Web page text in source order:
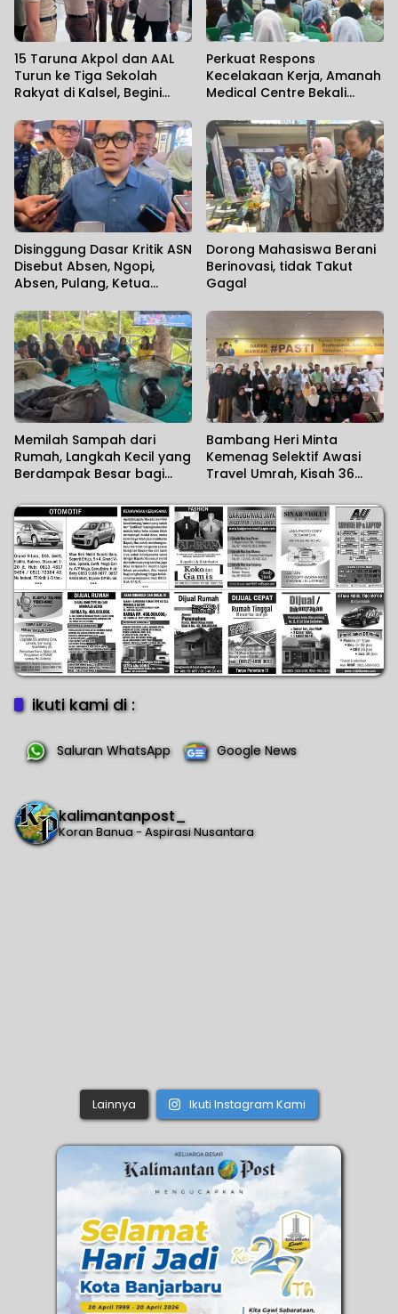
15 Taruna Akpol dan AAL
Turun ke Tiga Sekolah
Rakyat di Kalsel, Begini
Perkuat Respons
Kecelakaan Kerja, Amanah
Medical Centre Bekali
Cedera Sejak Menit
Pertama
Disinggung Dasar Kritik ASN
Disebut Absen, Ngopi,
Absen, Pulang, Ketua
Wartawan Menilai Sendiri
Dorong Mahasiswa Berani
Berinovasi, tidak Takut
Gagal
Memilah Sampah dari
Rumah, Langkah Kecil yang
Berdampak Besar bagi
Bambang Heri Minta
Kemenag Selektif Awasi
Travel Umrah, Kisah 36
Jeddah Mengundang Haru
ikuti kami di :
Saluran WhatsApp Google News
kalimantanpost_
Koran Banua - Aspirasi Nusantara
Lainnya Ikuti Instagram Kami